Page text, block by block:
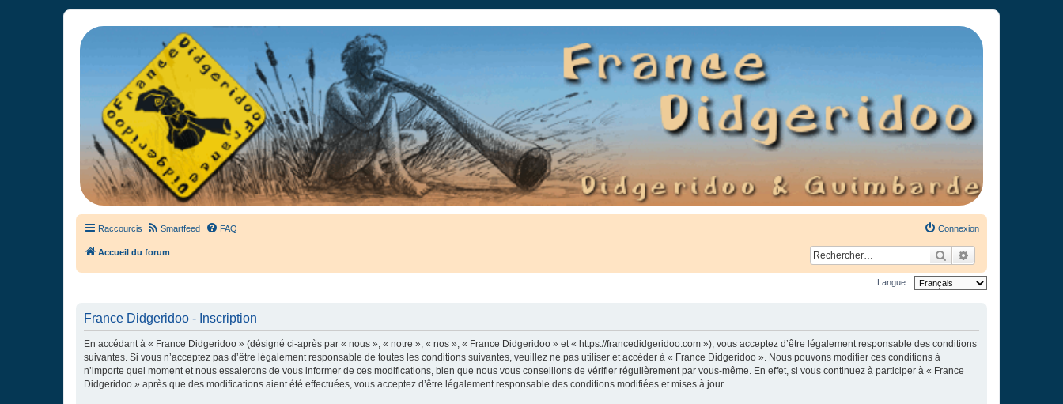
France Didgeridoo
Didgeridoo et Guimbarde sur France Didgeridoo - retrouvez la communauté.
Raccourcis Smartfeed FAQ Connexion
Accueil du forum Rechercher
Langue :
France Didgeridoo - Inscription
En accédant à « France Didgeridoo » (désigné ci-après par « nous », « notre », « nos », « France Didgeridoo » et « https://francedidgeridoo.com »), vous acceptez d’être légalement responsable des conditions
suivantes. Si vous n’acceptez pas d’être légalement responsable de toutes les conditions suivantes, veuillez ne pas utiliser et accéder à « France Didgeridoo ». Nous pouvons modifier ces conditions à
n’importe quel moment et nous essaierons de vous informer de ces modifications, bien que nous vous conseillons de vérifier régulièrement par vous-même. En effet, si vous continuez à participer à « France
Didgeridoo » après que des modifications aient été effectuées, vous acceptez d’être légalement responsable des conditions modifiées et mises à jour.